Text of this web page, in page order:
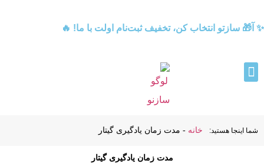
✨ آ🎁 سازتو انتخاب کن، تخفیف ثبت‌نام اولت با ما! 🔥
شما اینجا هستید: خانه - مدت زمان یادگیری گیتار
مدت زمان یادگیری گیتار